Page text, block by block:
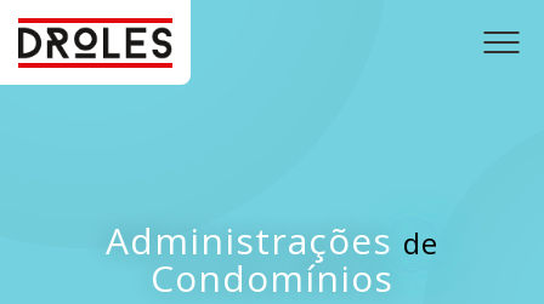
Administrações de
Condomínios